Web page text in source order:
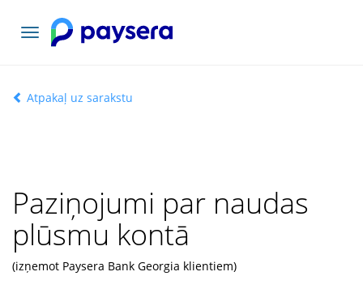
Pārslēgt
navigāciju
Atpakaļ uz sarakstu
Paziņojumi par naudas
plūsmu kontā
(izņemot Paysera Bank Georgia klientiem)